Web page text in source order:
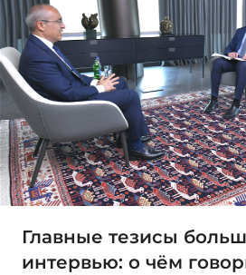
Главные тезисы
интервью: о чём